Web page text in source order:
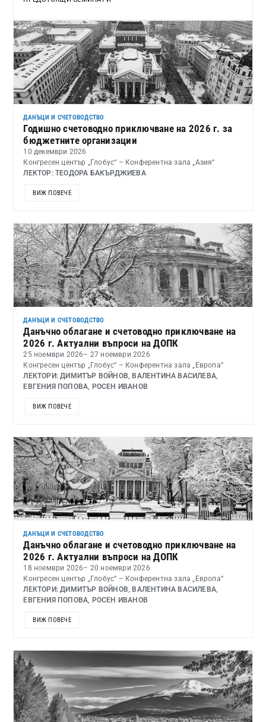
ДАНЪЦИ И СЧЕТОВОДСТВО
Годишно счетоводно приключване на 2026 г. за
бюджетните организации
10 декември 2026
Конгресен център „Глобус“ – Конферентна зала „Азия“
ЛЕКТОР: ТЕОДОРА БАКЪРДЖИЕВА
ВИЖ ПОВЕЧЕ
ДАНЪЦИ И СЧЕТОВОДСТВО
Данъчно облагане и счетоводно приключване на
2026 г. Актуални въпроси на ДОПК
25 ноември 2026– 27 ноември 2026
Конгресен център „Глобус“ – Конферентна зала „Европа“
ЛЕКТОРИ: ДИМИТЪР ВОЙНОВ, ВАЛЕНТИНА ВАСИЛЕВА,
ЕВГЕНИЯ ПОПОВА, РОСЕН ИВАНОВ
ВИЖ ПОВЕЧЕ
ДАНЪЦИ И СЧЕТОВОДСТВО
Данъчно облагане и счетоводно приключване на
2026 г. Актуални въпроси на ДОПК
18 ноември 2026– 20 ноември 2026
Конгресен център „Глобус“ – Конферентна зала „Европа“
ЛЕКТОРИ: ДИМИТЪР ВОЙНОВ, ВАЛЕНТИНА ВАСИЛЕВА,
ЕВГЕНИЯ ПОПОВА, РОСЕН ИВАНОВ
ВИЖ ПОВЕЧЕ